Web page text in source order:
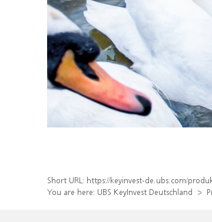
Short URL: https://keyinvest-de.ubs.com/
You are here: UBS KeyInvest Deutschland